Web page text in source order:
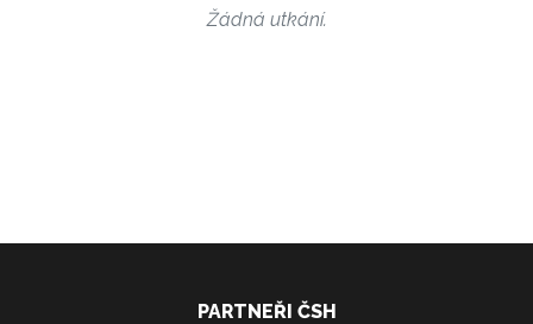
Žádná utkání.
PARTNEŘI ČSH